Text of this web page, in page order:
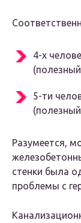
4-х
5-ти
Разумеется,
стенки была
проблемы с